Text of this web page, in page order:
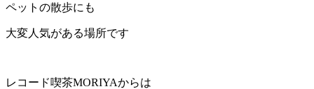
ペットの散歩にも
大変人気がある場所です
レコード喫茶MORIYAからは